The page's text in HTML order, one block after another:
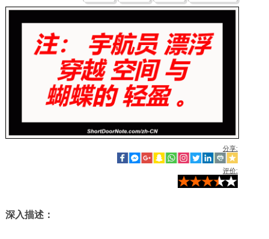
分享:
评价:
深入描述：